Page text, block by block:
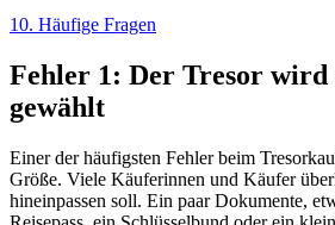
10. Häufige Fragen
Fehler 1: Der Tresor wird
gewählt
Einer der häufigsten Fehler beim
Größe. Viele Käuferinnen und Käufer
hineinpassen soll. Ein paar Dokumente,